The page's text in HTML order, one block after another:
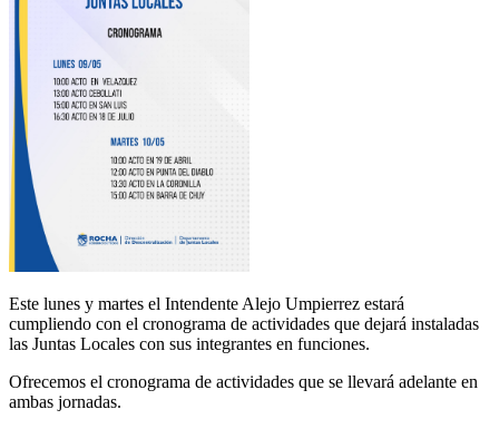
Este lunes y martes el Intendente Alejo Umpierrez estará
cumpliendo con el cronograma de actividades que dejará instaladas
las Juntas Locales con sus integrantes en funciones.
Ofrecemos el cronograma de actividades que se llevará adelante en
ambas jornadas.